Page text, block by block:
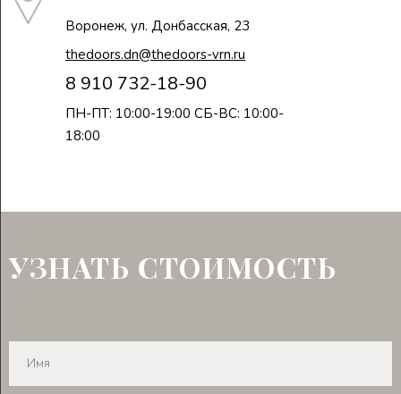
Воронеж, ул. Донбасская, 23
thedoors.dn@thedoors-vrn.ru
8 910 732-18-90
ПН-ПТ: 10:00-19:00 СБ-ВС: 10:00-
18:00
УЗНАТЬ СТОИМОСТЬ